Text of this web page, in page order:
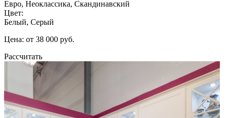
Евро, Неоклассика, Скандинавский
Цвет:
Белый, Серый
Цена: от 38 000 руб.
Рассчитать